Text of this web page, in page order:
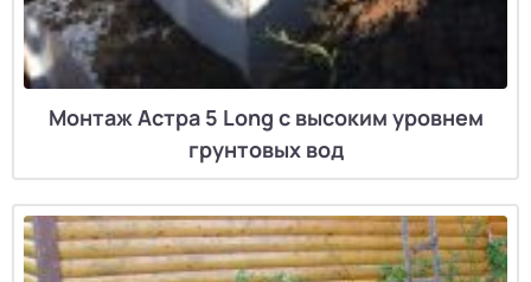
Монтаж Астра 5 Long с высоким уровнем
грунтовых вод